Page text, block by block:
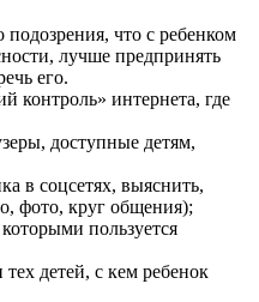
подозрения, что с ребенком
лучше предпринять
его.
контроль» интернета, где
доступные детям,
в соцсетях, выяснить,
фото, круг общения);
пользуется
детей, с кем ребенок